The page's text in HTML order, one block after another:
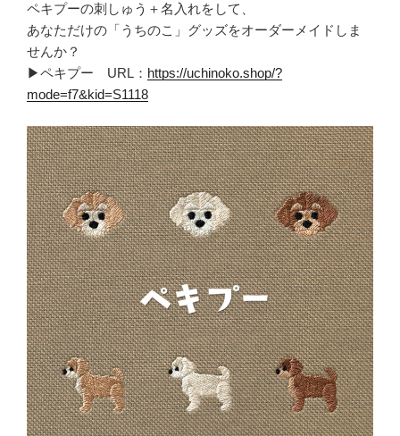
ペキプーの刺しゅう＋名入れをして、
あなただけの「うちのこ」グッズをオーダーメイドしま
せんか？
▶ペキプー URL： https://uchinoko.shop/?
mode=f7&kid=S1118